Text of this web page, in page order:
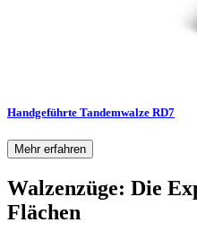
Handgeführte Tandemwalze RD7
Mehr erfahren
Walzenzüge: Die
Flächen